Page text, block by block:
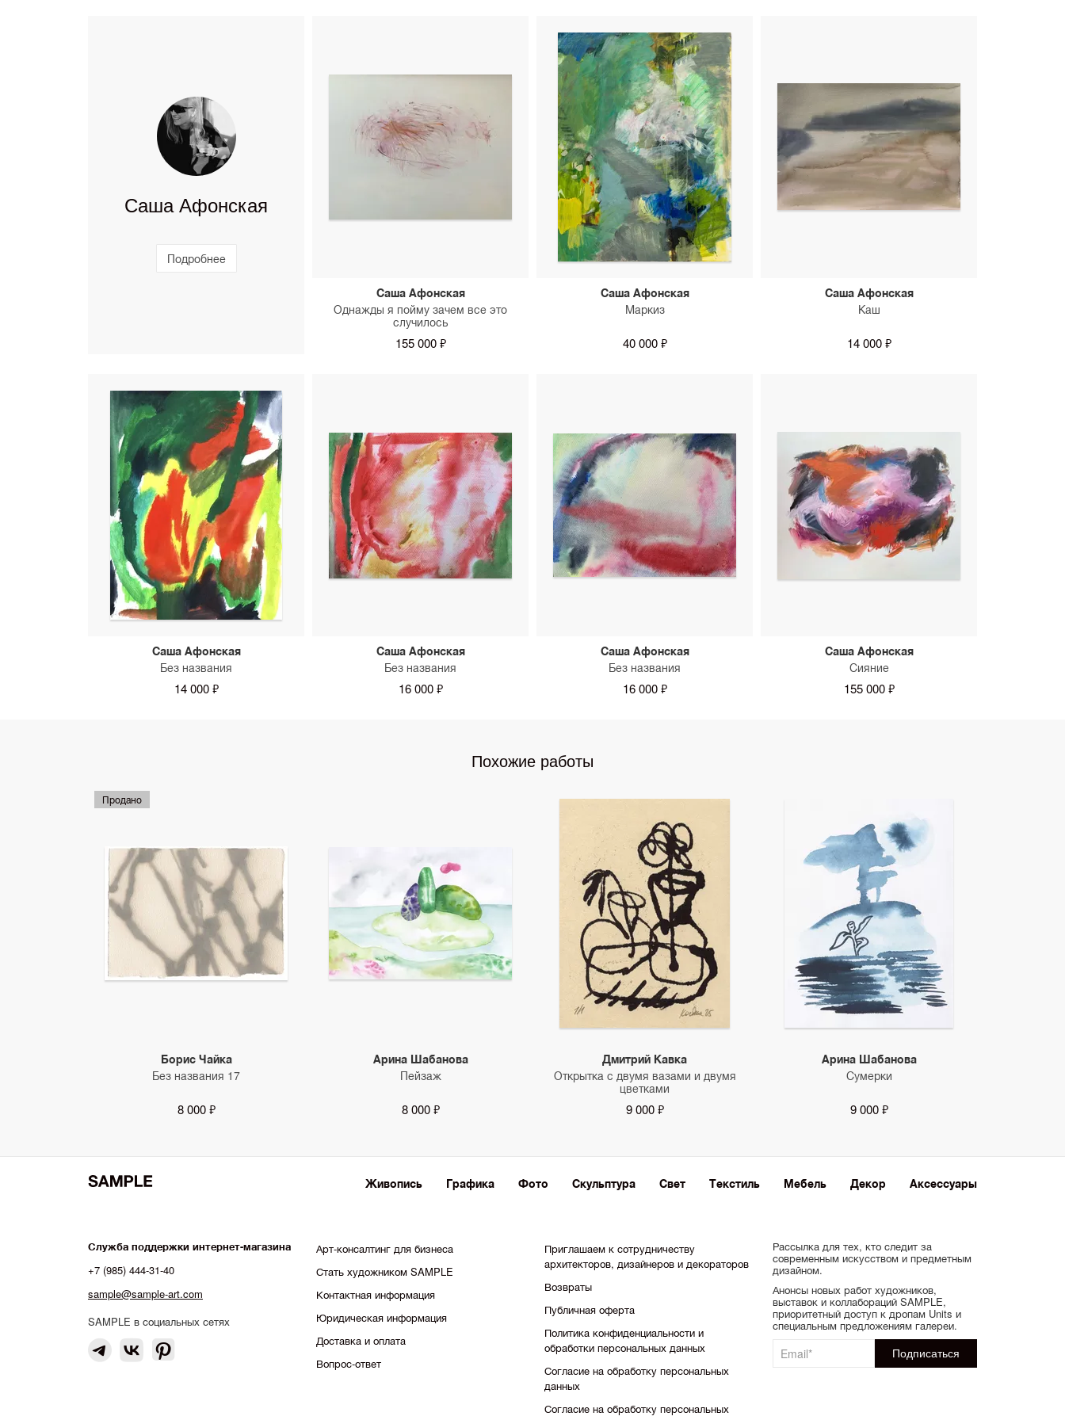
Саша Афонская
Подробнее
Саша Афонская
Однажды я пойму зачем все это
случилось
155 000 ₽
Саша Афонская
Маркиз
40 000 ₽
Саша Афонская
Каш
14 000 ₽
Саша Афонская
Без названия
14 000 ₽
Саша Афонская
Без названия
16 000 ₽
Саша Афонская
Без названия
16 000 ₽
Саша Афонская
Сияние
155 000 ₽
Похожие работы
Продано
Борис Чайка
Без названия 17
8 000 ₽
Арина Шабанова
Пейзаж
8 000 ₽
Дмитрий Кавка
Открытка с двумя вазами и двумя
цветками
9 000 ₽
Арина Шабанова
Сумерки
9 000 ₽
Живопись Графика Фото Скульптура Свет Текстиль Мебель Декор Аксессуары
Служба поддержки интернет-магазина
+7 (985) 444-31-40
sample@sample-art.com
SAMPLE в социальных сетях
Арт-консалтинг для бизнеса
Стать художником SAMPLE
Контактная информация
Юридическая информация
Доставка и оплата
Вопрос-ответ
Приглашаем к сотрудничеству
архитекторов, дизайнеров и декораторов
Возвраты
Публичная оферта
Политика конфиденциальности и
обработки персональных данных
Согласие на обработку персональных
данных
Согласие на обработку персональных
Рассылка для тех, кто следит за
современным искусством и предметным
дизайном.
Анонсы новых работ художников,
выставок и коллабораций SAMPLE,
приоритетный доступ к дропам Units и
специальным предложениям галереи.